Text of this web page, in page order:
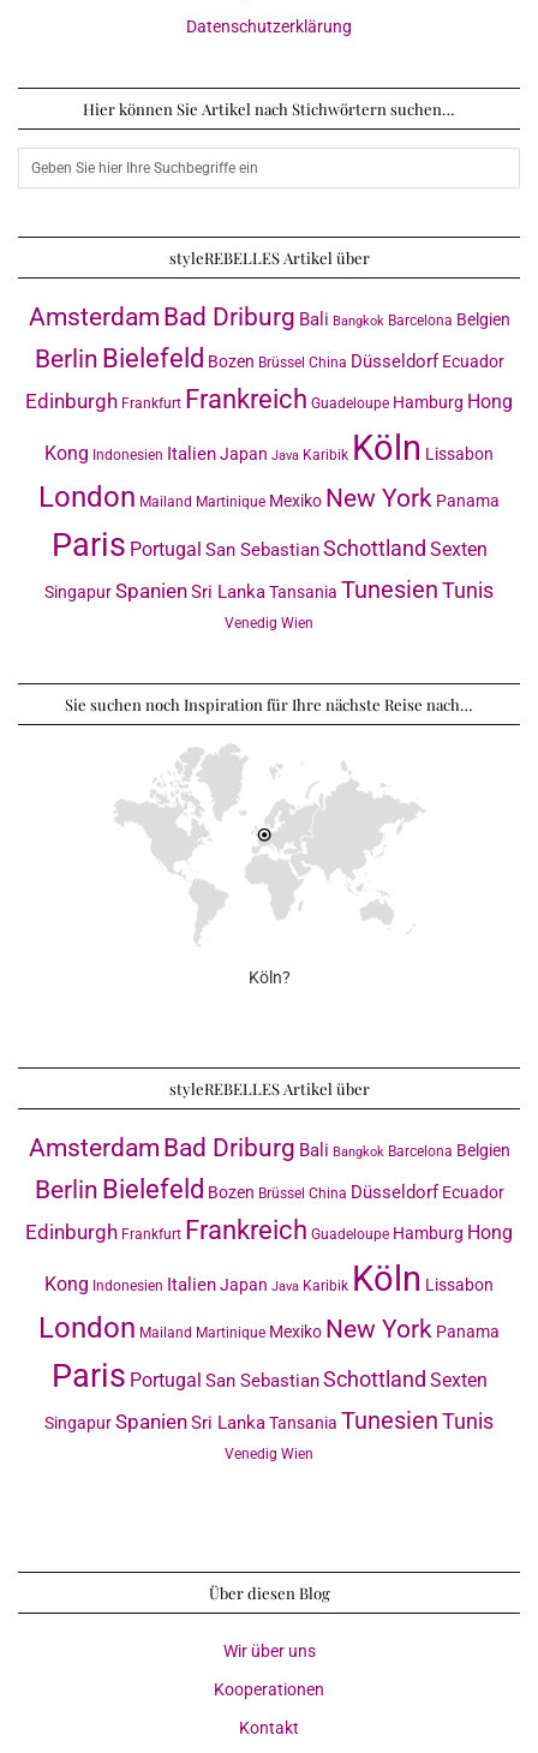
Datenschutzerklärung
Hier können Sie Artikel nach Stichwörtern suchen…
styleREBELLES Artikel über
Amsterdam Bad Driburg Bali Bangkok Barcelona Belgien
Berlin Bielefeld Bozen Brüssel China Düsseldorf Ecuador
Edinburgh Frankfurt Frankreich Guadeloupe Hamburg Hong
Kong Indonesien ItalienJapan Java Karibik Köln Lissabon
London Mailand Martinique Mexiko New York Panama
Paris Portugal San SebastianSchottland Sexten
SingapurSpanienSri LankaTansania TunesienTunis
Venedig Wien
Sie suchen noch Inspiration für Ihre nächste Reise nach…
Köln?
styleREBELLES Artikel über
Amsterdam Bad Driburg Bali Bangkok Barcelona Belgien
Berlin Bielefeld Bozen Brüssel China Düsseldorf Ecuador
Edinburgh Frankfurt Frankreich Guadeloupe Hamburg Hong
Kong Indonesien ItalienJapan Java Karibik Köln Lissabon
London Mailand Martinique Mexiko New York Panama
Paris Portugal San SebastianSchottland Sexten
SingapurSpanienSri LankaTansania TunesienTunis
Venedig Wien
Über diesen Blog
Wir über uns
Kooperationen
Kontakt